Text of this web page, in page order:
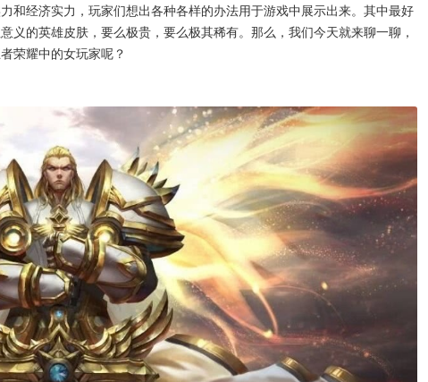
和经济实力，玩家们想出各种各样的办法用于游戏中展示出来。其中最好
义的英雄皮肤，要么极贵，要么极其稀有。那么，我们今天就来聊一聊，
荣耀中的女玩家呢？